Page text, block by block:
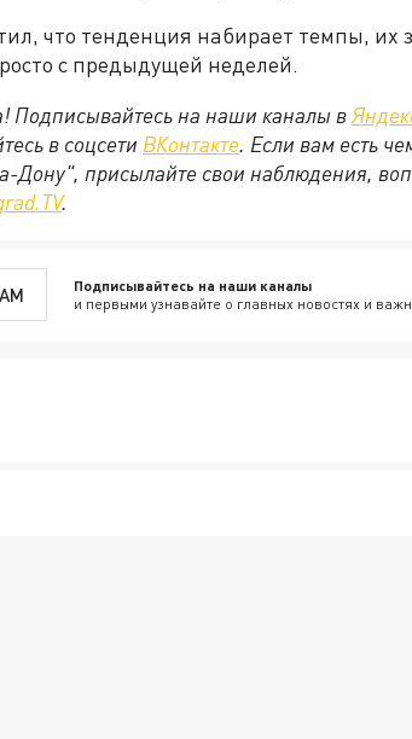
что тенденция набирает темпы, их
с предыдущей неделей.
Подписывайтесь на наши каналы в
в соцсети ВКонтакте. Если вам есть
Дону", присылайте свои наблюдения,
.
Подписывайтесь на наши каналы
и первыми узнавайте о главных новостях и